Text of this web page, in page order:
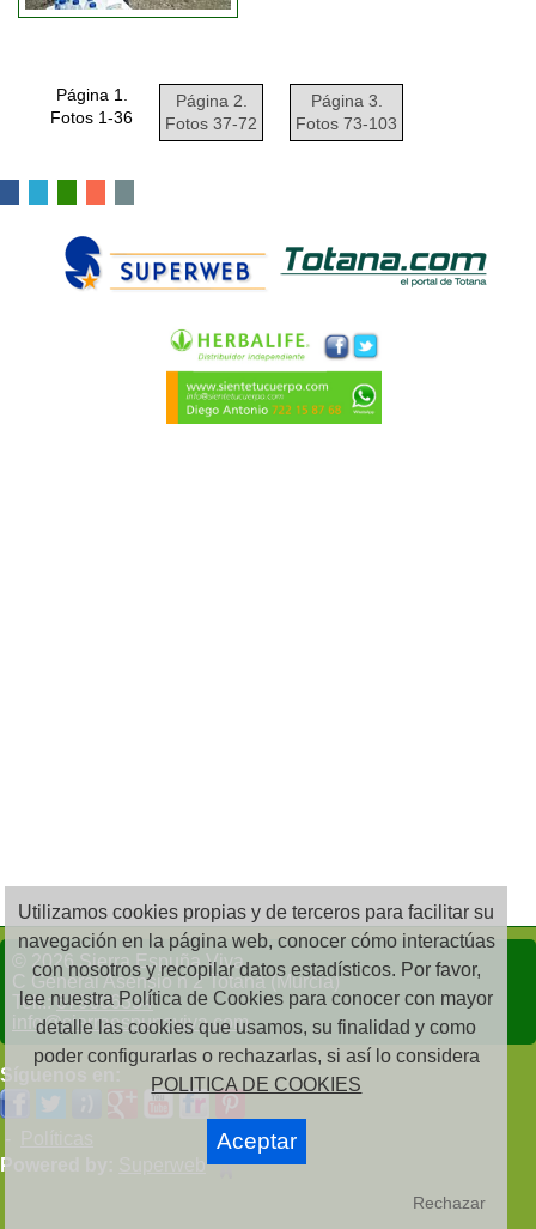
Página 1.
Fotos 1-36
Página 2.
Fotos 37-72
Página 3.
Fotos 73-103
© 2026 Sierra Espuña Viva
C General Asensio n 2 Totana (Murcia)
Telf.:679606354
info@sierraespunaviva.com
Síguenos en:
Powered by:
Utilizamos cookies propias y de terceros para facilitar su
navegación en la página web, conocer cómo interactúas
con nosotros y recopilar datos estadísticos. Por favor,
lee nuestra Política de Cookies para conocer con mayor
detalle las cookies que usamos, su finalidad y como
poder configurarlas o rechazarlas, si así lo considera
POLITICA DE COOKIES
Aceptar
Rechazar